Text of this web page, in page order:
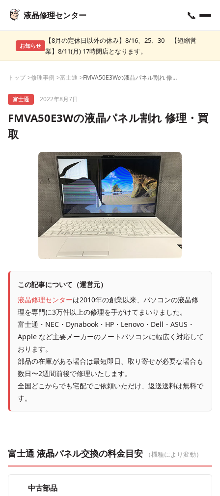
液晶修理センター 📞
お知らせ
【8月の定休日以外の休み】8/16、25、30 【短縮営
業】8/11(月) 17時閉店となります。
トップ 修理事例 富士通 FMVA50E3Wの液晶パネル割れ 修理・買取
富士通 2022年8月7日
FMVA50E3Wの液晶パネル割れ 修理・買
取
この記事について（運営元）
液晶修理センターは2010年の創業以来、パソコンの液晶修
理を専門に3万件以上の修理を手がけてまいりました。
富士通・NEC・Dynabook・HP・Lenovo・Dell・ASUS・
Apple など主要メーカーのノートパソコンに幅広く対応して
おります。
部品の在庫がある場合は最短即日、取り寄せが必要な場合も
数日〜2週間前後で修理いたします。
全国どこからでも宅配でご依頼いただけ、返送送料は無料で
す。
富士通 液晶パネル交換の料金目安 （機種により変動）
中古部品